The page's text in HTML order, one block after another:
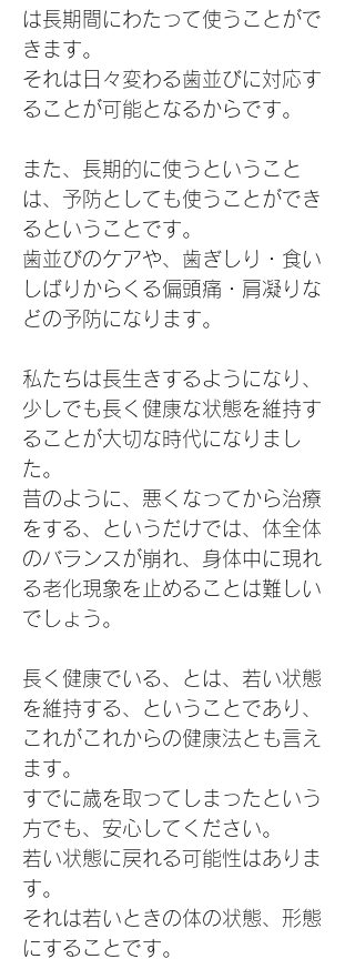
は長期間にわたって使うことがで
きます。
それは日々変わる歯並びに対応す
ることが可能となるからです。
また、長期的に使うということ
は、予防としても使うことができ
るということです。
歯並びのケアや、歯ぎしり・食い
しばりからくる偏頭痛・肩凝りな
どの予防になります。
私たちは長生きするようになり、
少しでも長く健康な状態を維持す
ることが大切な時代になりまし
た。
昔のように、悪くなってから治療
をする、というだけでは、体全体
のバランスが崩れ、身体中に現れ
る老化現象を止めることは難しい
でしょう。
長く健康でいる、とは、若い状態
を維持する、ということであり、
これがこれからの健康法とも言え
ます。
すでに歳を取ってしまったという
方でも、安心してください。
若い状態に戻れる可能性はありま
す。
それは若いときの体の状態、形態
にすることです。